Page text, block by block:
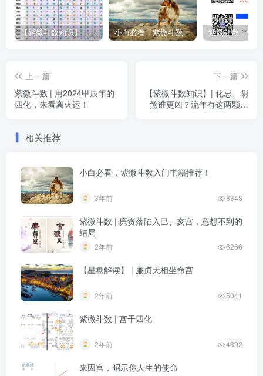
【紫微斗数知识】 | “庙旺得利平不陷”的含义 小白必看，紫微斗数入门书籍推荐！
上一篇
紫微斗数 | 用2024甲辰年的
四化，来看离火运！
下一篇
【紫微斗数知识】| 化忌、阴
煞谁更凶？流年有这两颗星
相关推荐
小白必看，紫微斗数入门书籍推荐！
3年前 8348
紫微斗数 | 廉贪落陷入巳、亥宫，意想不到的
结局
2年前 6266
【星盘解读】 | 廉贞天相坐命宫
2年前 5041
紫微斗数 | 宫干四化
2年前 4392
来因宫，昭示你人生的使命